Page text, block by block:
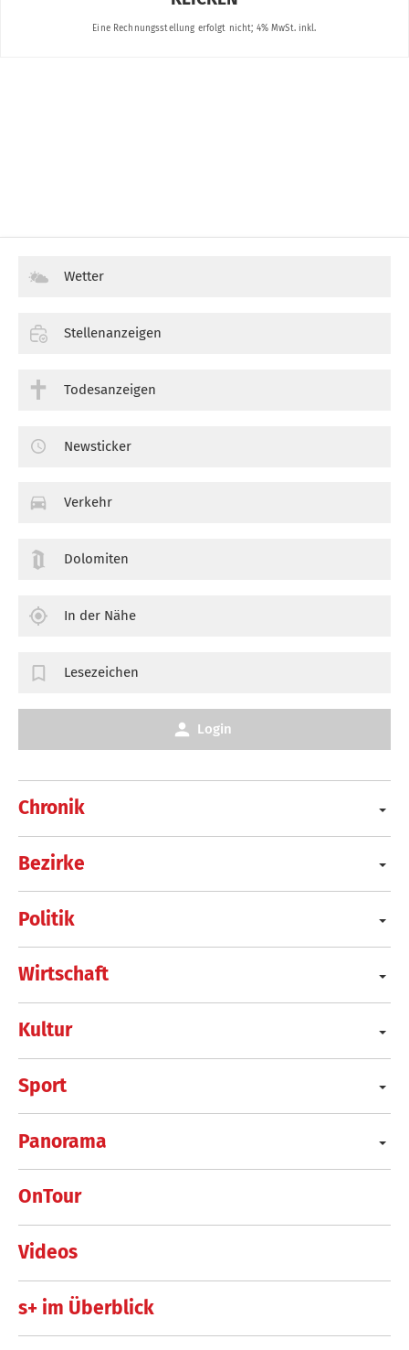
Chronik
Bezirke
Politik
Wirtschaft
Kultur
Sport
Panorama
OnTour
Videos
s+ im Überblick
Wetter
Stellenanzeigen
Todesanzeigen
Newsticker
Verkehr
Dolomiten
In der Nähe
Lesezeichen
Login